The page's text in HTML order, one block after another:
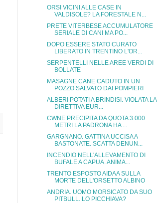
ORSI VICINI ALLE CASE IN
VALDISOLE? LA FORESTALE N...
PRETE VITERBESE ACCUMULATORE
SERIALE DI CANI MA PO...
DOPO ESSERE STATO CURATO
LIBERATO IN TRENTINO L'OR...
SERPENTELLI NELLE AREE VERDI DI
BOLLATE
MASAGNE CANE CADUTO IN UN
POZZO SALVATO DAI POMPIERI
ALBERI POTATI A BRINDISI. VIOLATA LA
DIRETTIVA EUR...
CWNE PRECIPITA DA QUOTA 3.000
METRI LA PADRONA HA ...
GARGNANO. GATTINA UCCISA A
BASTONATE. SCATTA DENUN...
INCENDIO NELL'ALLEVAMENTO DI
BUFALE A CAPUA. ANIMA...
TRENTO ESPOSTO AIDAA SULLA
MORTE DELL'ORSETTO ALBINO
ANDRIA. UOMO MORSICATO DA SUO
PITBULL. LO PICCHIAVA?